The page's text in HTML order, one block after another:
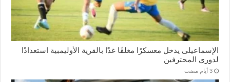
الإسماعیلی یدخل معسكرًا مغلقًا غدًا بالقرية الأوليمبية استعدادًا
لدوري المحترفين
‏3 أيام مضت